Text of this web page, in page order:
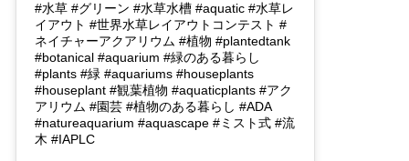
#水草 #グリーン #水草水槽 #aquatic #水草レ
イアウト #世界水草レイアウトコンテスト #
ネイチャーアクアリウム #植物 #plantedtank
#botanical #aquarium #緑のある暮らし
#plants #緑 #aquariums #houseplants
#houseplant #観葉植物 #aquaticplants #アク
アリウム #園芸 #植物のある暮らし #ADA
#natureaquarium #aquascape #ミスト式 #流
木 #IAPLC